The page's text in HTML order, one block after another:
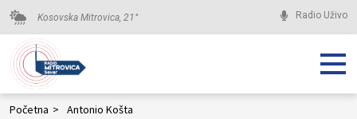
Kosovska Mitrovica, 21 ° Radio Uživo
Početna > Antonio Košta